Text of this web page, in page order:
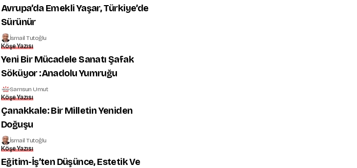
Avrupa’da Emekli Yaşar, Türkiye’de
Sürünür
İsmail Tutoğlu
Köşe Yazısı
Yeni Bir Mücadele Sanatı Şafak
Söküyor :Anadolu Yumruğu
Samsun Umut
Köşe Yazısı
Çanakkale: Bir Milletin Yeniden
Doğuşu
İsmail Tutoğlu
Köşe Yazısı
Eğitim-İş’ten Düşünce, Estetik Ve